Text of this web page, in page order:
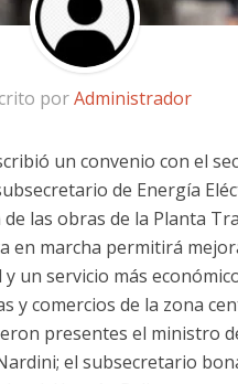
porAdministrador
un convenio con el
de Energía
las obras de la Planta
en marcha permitirá
un servicio más
y comercios de la zona
presentes el ministro
el subsecretario